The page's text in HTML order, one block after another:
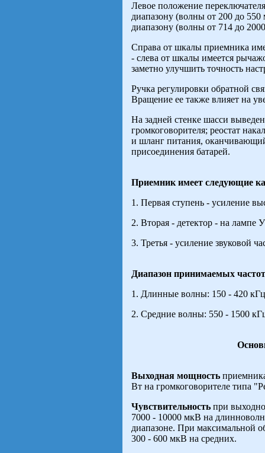
Левое положение
диапазону (волны от 200 до
диапазону (волны от 714 до
Справа от шкалы приемника
- слева от шкалы имеется
заметно улучшить точность
Ручка регулировки обратной
Вращение ее также влияет на
На задней стенке шасси
громкоговорителя; реостат
и шланг питания,
присоединения батарей.
Приемник имеет следующие
1. Первая ступень - усиление
2. Вторая - детектор - на лампе
3. Третья - усиление звуковой
Диапазон принимаемых
1. Длинные волны: 150 - 420
2. Средние волны: 550 - 1500
Выходная мощность
Вт на громкоговорителе типа
Чувствительность при
7000 - 10000 мкВ на
диапазоне. При максимальной
300 - 600 мкВ на средних.